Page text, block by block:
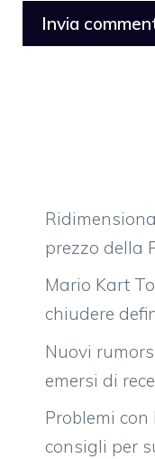
prezzo della
Mario Kart
chiudere
Nuovi
emersi di
Problemi
consigli per